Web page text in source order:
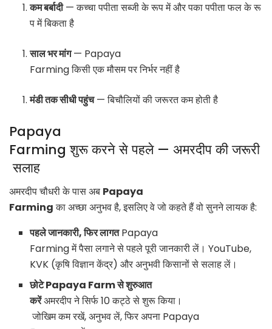
कम बर्बादी— कच्चा पपीता सब्जी के रूप में और पका पपीता फल के रू
प में बिकता है
साल भर मांग— Papaya
Farming किसी एक मौसम पर निर्भर नहीं है
मंडी तक सीधी पहुंच— बिचौलियों की जरूरत कम होती है
Papaya
Farming शुरू करने से पहले — अमरदीप की जरूरी
सलाह
अमरदीप चौधरी के पास अब Papaya
Farmingका अच्छा अनुभव है, इसलिए वे जो कहते हैं वो सुनने लायक है:
पहले जानकारी, फिर लागतPapaya
Farming में पैसा लगाने से पहले पूरी जानकारी लें। YouTube,
KVK (कृषि विज्ञान केंद्र) और अनुभवी किसानों से सलाह लें।
छोटे Papaya Farm से शुरुआत
करेंअमरदीप ने सिर्फ 10 कट्ठे से शुरू किया।
जोखिम कम रखें, अनुभव लें, फिर अपना Papaya